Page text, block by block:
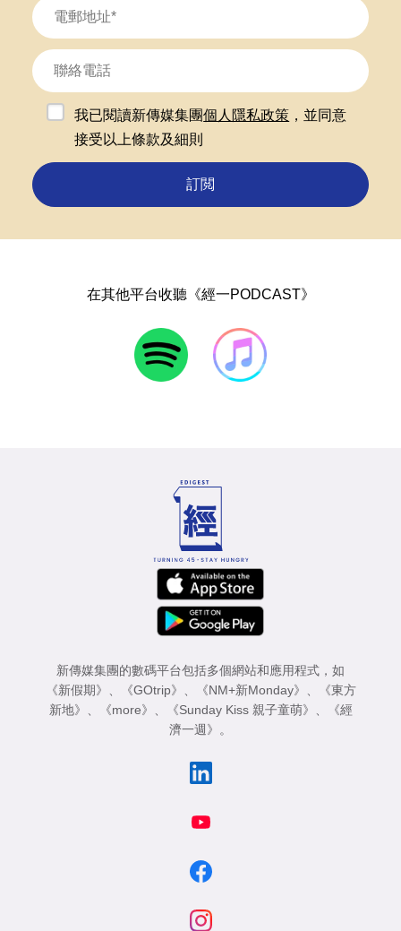
我已閱讀新傳媒集團個人隱私政策 ，並同意
接受以上條款及細則
訂閲
在其他平台收聽《經一PODCAST》
新傳媒集團的數碼平台包括多個網站和應用程式，如
《新假期》
《GOtrip》 《NM+新Monday》
《東方
新地》
《more》 《Sunday Kiss 親子童萌》
《經
濟一週》
。